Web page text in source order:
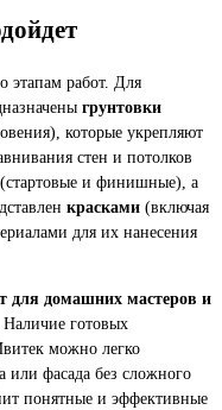
этапам работ. Для
грунтовки
которые укрепляют
стен и потолков
(стартовые и финишные), а
красками (включая
для их нанесения
для домашних мастеров и
Наличие готовых
можно легко
или фасада без сложного
понятные и эффективные